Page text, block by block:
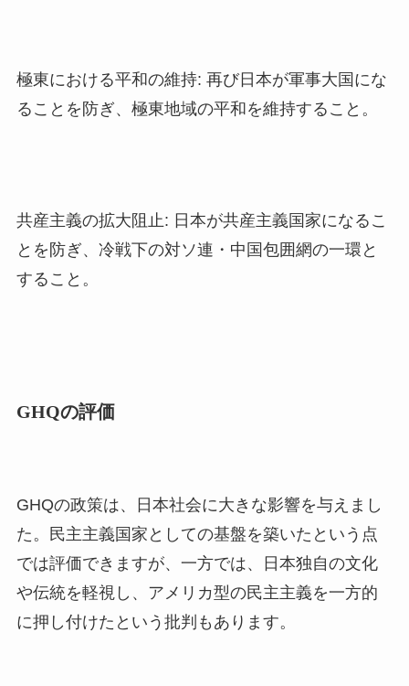
極東における平和の維持: 再び日本が軍事大国にな
ることを防ぎ、極東地域の平和を維持すること。
共産主義の拡大阻止: 日本が共産主義国家になるこ
とを防ぎ、冷戦下の対ソ連・中国包囲網の一環と
すること。
GHQの評価
GHQの政策は、日本社会に大きな影響を与えまし
た。民主主義国家としての基盤を築いたという点
では評価できますが、一方では、日本独自の文化
や伝統を軽視し、アメリカ型の民主主義を一方的
に押し付けたという批判もあります。